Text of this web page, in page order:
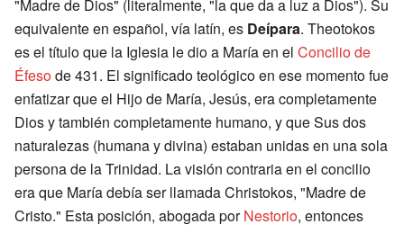
"Madre de Dios" (literalmente, "la que da a luz a Dios"). Su
equivalente en español, vía latín, es Deípara. Theotokos
es el título que la Iglesia le dio a María en el Concilio de
Éfesode 431. El significado teológico en ese momento fue
enfatizar que el Hijo de María, Jesús, era completamente
Dios y también completamente humano, y que Sus dos
naturalezas (humana y divina) estaban unidas en una sola
persona de la Trinidad. La visión contraria en el concilio
era que María debía ser llamada Christokos, "Madre de
Cristo." Esta posición, abogada porNestorio, entonces